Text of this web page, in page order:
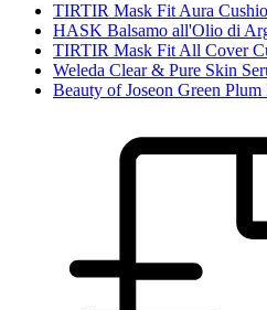
TIRTIR Mask Fit Aura
HASK Balsamo all'Olio di
TIRTIR Mask Fit All Cover
Weleda Clear & Pure Skin
Beauty of Joseon Green